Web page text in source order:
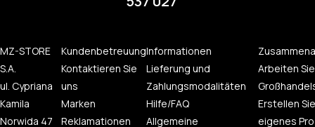
MZ-STORE
S.A.
ul. Cypriana
Kamila
Norwida 47
Kundenbetreuung
Kontaktieren Sie
uns
Marken
Reklamationen
Informationen
Lieferung und
Zahlungsmodalitäten
Hilfe/FAQ
Allgemeine
Arbeiten
Erstellen
eigenes